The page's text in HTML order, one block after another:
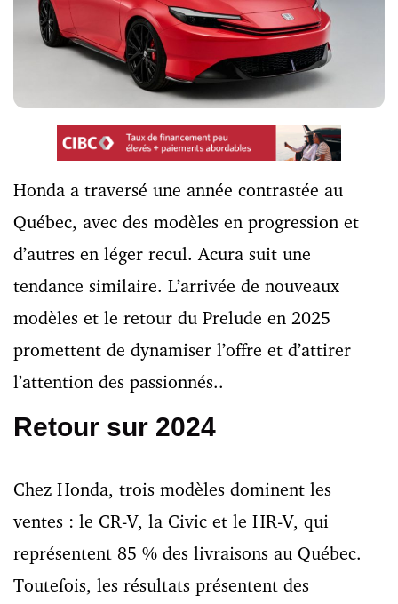
Honda a traversé une année contrastée au
Québec, avec des modèles en progression et
d’autres en léger recul. Acura suit une
tendance similaire. L’arrivée de nouveaux
modèles et le retour du Prelude en 2025
promettent de dynamiser l’offre et d’attirer
l’attention des passionnés..
Retour sur 2024
Chez Honda, trois modèles dominent les
ventes : le CR-V, la Civic et le HR-V, qui
représentent 85 % des livraisons au Québec.
Toutefois, les résultats présentent des